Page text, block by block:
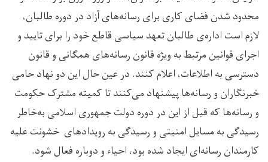
محدود شدن فضای کاری برای رسانه‌های آزاد در دوره طالبان،
لازم است اداره‌ی طالبان تعهد سیاسی قاطع خود را برای تایید و
اجرای قوانین مرتبط به ویژه قانون رسانه‌های همگانی و قانون
دسترسی به اطلاعات، اعلام کنند. در عین حال این دو نهاد حامی
خبرنگاران و رسانه‌ها پیشنهاد می‌کنند تا کمیته مشترک حکومت
و رسانه‌ها که قبل از این در دوره دولت جمهوری اسلامی به‌خاطر
رسیدگی به مسایل امنیتی و رسیدگی به رویدادهای خشونت علیه
کارمندان رسانه‌ای ایجاد شده بود، احیاء و دوباره فعال شود.